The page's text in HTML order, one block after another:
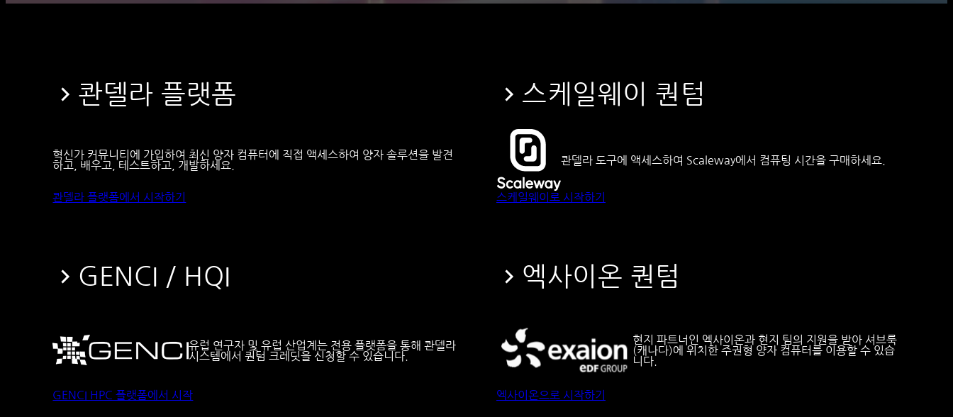
콴델라 플랫폼
혁신가 커뮤니티에 가입하여 최신 양자 컴퓨터에 직접 액세스하여 양자 솔루션을 발견
하고, 배우고, 테스트하고, 개발하세요.
콴델라 플랫폼에서 시작하기
스케일웨이 퀀텀
콴델라 도구에 액세스하여 Scaleway에서 컴퓨팅 시간을 구매하세요.
스케일웨이로 시작하기
GENCI / HQI
유럽 연구자 및 유럽 산업계는 전용 플랫폼을 통해 콴델라
시스템에서 퀀텀 크레딧을 신청할 수 있습니다.
GENCI HPC 플랫폼에서 시작
엑사이온 퀀텀
현지 파트너인 엑사이온과 현지 팀의 지원을 받아 셔브룩
(캐나다)에 위치한 주권형 양자 컴퓨터를 이용할 수 있습
니다.
엑사이온으로 시작하기